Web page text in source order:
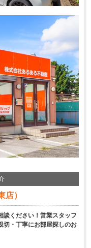
店）
談ください！営業スタッフ
切・丁寧にお部屋探しのお